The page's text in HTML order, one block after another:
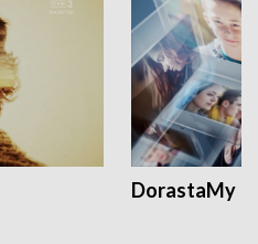
DorastaMy